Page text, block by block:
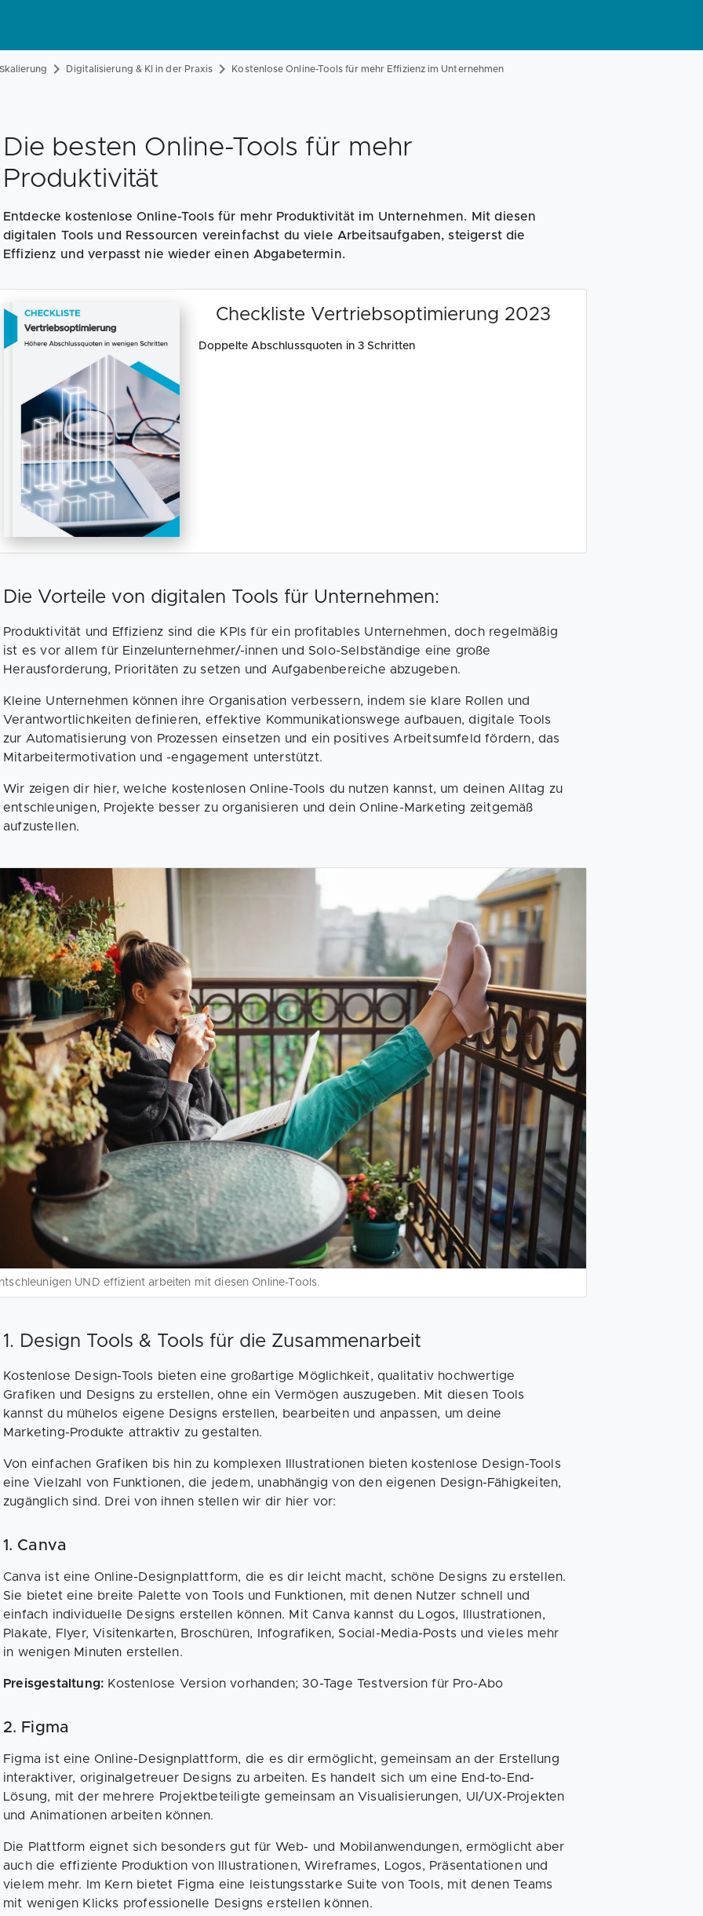
Digitalisierung & KI in der Praxis Kostenlose Online-Tools für mehr Effizienz im Unternehmen
Die besten Online-Tools für mehr
Produktivität
Entdecke kostenlose Online-Tools für mehr Produktivität im Unternehmen. Mit diesen
digitalen Tools und Ressourcen vereinfachst du viele Arbeitsaufgaben, steigerst die
Effizienz und verpasst nie wieder einen Abgabetermin.
Checkliste Vertriebsoptimierung 2023
Doppelte Abschlussquoten in 3 Schritten
Die Vorteile von digitalen Tools für Unternehmen:
Produktivität und Effizienz sind die KPIs für ein profitables Unternehmen, doch regelmäßig
ist es vor allem für Einzelunternehmer/-innen und Solo-Selbständige eine große
Herausforderung, Prioritäten zu setzen und Aufgabenbereiche abzugeben.
Kleine Unternehmen können ihre Organisation verbessern, indem sie klare Rollen und
Verantwortlichkeiten definieren, effektive Kommunikationswege aufbauen, digitale Tools
zur Automatisierung von Prozessen einsetzen und ein positives Arbeitsumfeld fördern, das
Mitarbeitermotivation und -engagement unterstützt.
Wir zeigen dir hier, welche kostenlosen Online-Tools du nutzen kannst, um deinen Alltag zu
entschleunigen, Projekte besser zu organisieren und dein Online-Marketing zeitgemäß
aufzustellen.
UND effizient arbeiten mit diesen Online-Tools.
1. Design Tools & Tools für die Zusammenarbeit
Kostenlose Design-Tools bieten eine großartige Möglichkeit, qualitativ hochwertige
Grafiken und Designs zu erstellen, ohne ein Vermögen auszugeben. Mit diesen Tools
kannst du mühelos eigene Designs erstellen, bearbeiten und anpassen, um deine
Marketing-Produkte attraktiv zu gestalten.
Von einfachen Grafiken bis hin zu komplexen Illustrationen bieten kostenlose Design-Tools
eine Vielzahl von Funktionen, die jedem, unabhängig von den eigenen Design-Fähigkeiten,
zugänglich sind. Drei von ihnen stellen wir dir hier vor:
1. Canva
Canva ist eine Online-Designplattform, die es dir leicht macht, schöne Designs zu erstellen.
Sie bietet eine breite Palette von Tools und Funktionen, mit denen Nutzer schnell und
einfach individuelle Designs erstellen können. Mit Canva kannst du Logos, Illustrationen,
Plakate, Flyer, Visitenkarten, Broschüren, Infografiken, Social-Media-Posts und vieles mehr
in wenigen Minuten erstellen.
Preisgestaltung: Kostenlose Version vorhanden; 30-Tage Testversion für Pro-Abo
2. Figma
Figma ist eine Online-Designplattform, die es dir ermöglicht, gemeinsam an der Erstellung
interaktiver, originalgetreuer Designs zu arbeiten. Es handelt sich um eine End-to-End-
Lösung, mit der mehrere Projektbeteiligte gemeinsam an Visualisierungen, UI/UX-Projekten
und Animationen arbeiten können.
Die Plattform eignet sich besonders gut für Web- und Mobilanwendungen, ermöglicht aber
auch die effiziente Produktion von Illustrationen, Wireframes, Logos, Präsentationen und
vielem mehr. Im Kern bietet Figma eine leistungsstarke Suite von Tools, mit denen Teams
mit wenigen Klicks professionelle Designs erstellen können.